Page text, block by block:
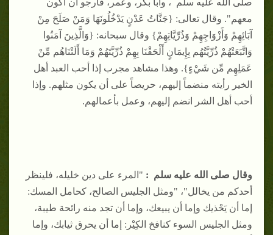
صلى الله عليه سلم ، وأبا بكر، وعمر، فأرجو أن أكون
معهم". وقال تعالى: {جَنَّاتُ عَدْنٍ يَدْخُلُونَهَا وَمَنْ صَلَحَ مِنْ
آبَائِهِمْ وَأَزْوَاجِهِمْ وَذُرِّيَّاتِهِمْ} وقال سبحانه: {وَالَّذِينَ آمَنُوا
وَاتَّبَعَتْهُمْ ذُرِّيَّتُهُم بِإِيمَانٍ أَلْحَقْنَا بِهِمْ ذُرِّيَّتَهُمْ وَمَا أَلَتْنَاهُم مِّنْ
عَمَلِهِم مِّن شَيْءٍ}. وهذا مشاهد مجرب إذا أحب العبد أهل
الخير رأيته منضماً إليهم، حريصاً على أن يكون مثلهم. وإذا
أحب أهل الشر انضم إليهم، وعمل بأعمالهم.
وقال صلى الله عليه سلم : "المرء على دين خليله، فلينظر
أحدكم من يخالل"، "ومثل الجليس الصالح، كحامل المسك:
إما أن يَحْذيك وإما أن يبيعك، وإما أن تجد منه رائحة طيبة،
ومثل الجليس السوء كنافخ الكِيْر: إما أن يحرق ثيابك، وإما